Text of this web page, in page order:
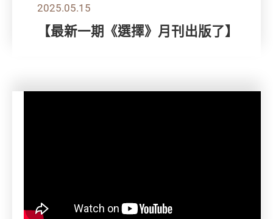
2025.05.15
【最新一期《選擇》月刊出版了】